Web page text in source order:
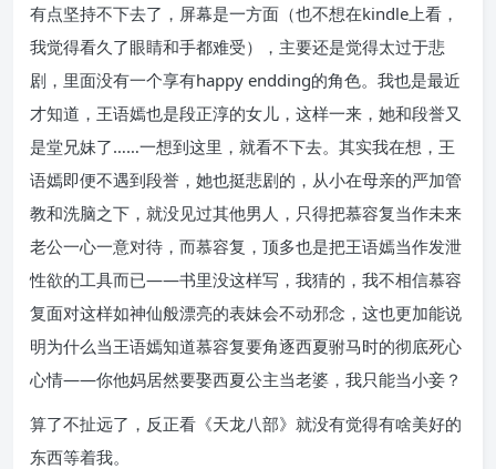
有点坚持不下去了，屏幕是一方面（也不想在kindle上看，
我觉得看久了眼睛和手都难受），主要还是觉得太过于悲
剧，里面没有一个享有happy endding的角色。我也是最近
才知道，王语嫣也是段正淳的女儿，这样一来，她和段誉又
是堂兄妹了……一想到这里，就看不下去。其实我在想，王
语嫣即便不遇到段誉，她也挺悲剧的，从小在母亲的严加管
教和洗脑之下，就没见过其他男人，只得把慕容复当作未来
老公一心一意对待，而慕容复，顶多也是把王语嫣当作发泄
性欲的工具而已——书里没这样写，我猜的，我不相信慕容
复面对这样如神仙般漂亮的表妹会不动邪念，这也更加能说
明为什么当王语嫣知道慕容复要角逐西夏驸马时的彻底死心
心情——你他妈居然要娶西夏公主当老婆，我只能当小妾？
算了不扯远了，反正看《天龙八部》就没有觉得有啥美好的
东西等着我。